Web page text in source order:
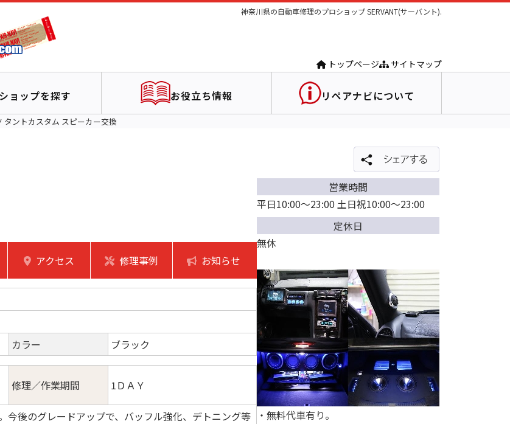
神奈川県の自動車修理のプロショップ SERVANT(サーバント).
トップページ サイトマップ
ショップを探す お役立ち情報 リペアナビについて
タントカスタム スピーカー交換
アクセス 修理事例 お知らせ
カラー ブラック
修理／作業期間 1ＤＡＹ
今後のグレードアップで、バッフル強化、デトニング等
営業時間
平日10:00～23:00 土日祝10:00～23:00
定休日
無休
・無料代車有り。